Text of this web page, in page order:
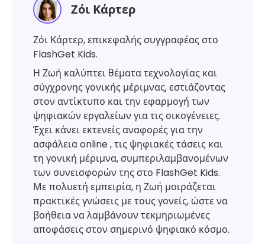
Ζόι Κάρτερ
Ζόι Κάρτερ, επικεφαλής συγγραφέας στο
FlashGet Kids.
Η Ζωή καλύπτει θέματα τεχνολογίας και
σύγχρονης γονικής μέριμνας, εστιάζοντας
στον αντίκτυπο και την εφαρμογή των
ψηφιακών εργαλείων για τις οικογένειες.
Έχει κάνει εκτενείς αναφορές για την
ασφάλεια online , τις ψηφιακές τάσεις και
τη γονική μέριμνα, συμπεριλαμβανομένων
των συνεισφορών της στο FlashGet Kids.
Με πολυετή εμπειρία, η Ζωή μοιράζεται
πρακτικές γνώσεις με τους γονείς, ώστε να
βοήθεια να λαμβάνουν τεκμηριωμένες
αποφάσεις στον σημερινό ψηφιακό κόσμο.